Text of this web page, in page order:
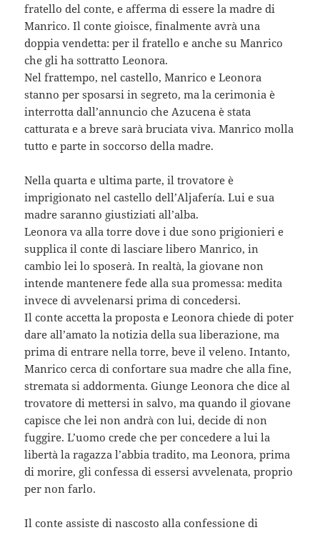
fratello del conte, e afferma di essere la madre di
Manrico. Il conte gioisce, finalmente avrà una
doppia vendetta: per il fratello e anche su Manrico
che gli ha sottratto Leonora.
Nel frattempo, nel castello, Manrico e Leonora
stanno per sposarsi in segreto, ma la cerimonia è
interrotta dall’annuncio che Azucena è stata
catturata e a breve sarà bruciata viva. Manrico molla
tutto e parte in soccorso della madre.
Nella quarta e ultima parte, il trovatore è
imprigionato nel castello dell’Aljafería. Lui e sua
madre saranno giustiziati all’alba.
Leonora va alla torre dove i due sono prigionieri e
supplica il conte di lasciare libero Manrico, in
cambio lei lo sposerà. In realtà, la giovane non
intende mantenere fede alla sua promessa: medita
invece di avvelenarsi prima di concedersi.
Il conte accetta la proposta e Leonora chiede di poter
dare all’amato la notizia della sua liberazione, ma
prima di entrare nella torre, beve il veleno. Intanto,
Manrico cerca di confortare sua madre che alla fine,
stremata si addormenta. Giunge Leonora che dice al
trovatore di mettersi in salvo, ma quando il giovane
capisce che lei non andrà con lui, decide di non
fuggire. L’uomo crede che per concedere a lui la
libertà la ragazza l’abbia tradito, ma Leonora, prima
di morire, gli confessa di essersi avvelenata, proprio
per non farlo.
Il conte assiste di nascosto alla confessione di